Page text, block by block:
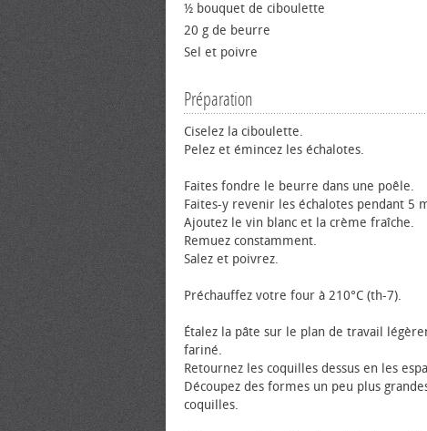
½ bouquet de ciboulette
20 g de beurre
Sel et poivre
Préparation
Ciselez la ciboulette.
Pelez et émincez les échalotes.
Faites fondre le beurre dans une poêle.
Faites-y revenir les échalotes pendant 5
Ajoutez le vin blanc et la crème fraîche.
Remuez constamment.
Salez et poivrez.
Préchauffez votre four à 210°C (th-7).
Étalez la pâte sur le plan de travail
fariné.
Retournez les coquilles dessus en les
Découpez des formes un peu plus
coquilles.